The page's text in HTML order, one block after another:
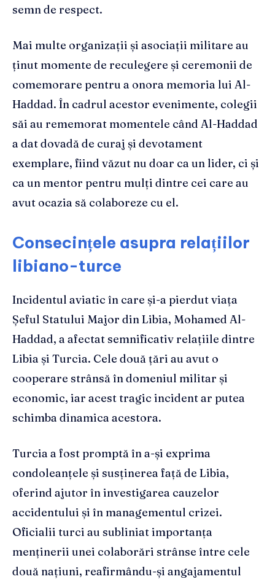
semn de respect.
Mai multe organizații și asociații militare au
ținut momente de reculegere și ceremonii de
comemorare pentru a onora memoria lui Al-
Haddad. În cadrul acestor evenimente, colegii
săi au rememorat momentele când Al-Haddad
a dat dovadă de curaj și devotament
exemplare, fiind văzut nu doar ca un lider, ci și
ca un mentor pentru mulți dintre cei care au
avut ocazia să colaboreze cu el.
Consecințele asupra relațiilor
libiano-turce
Incidentul aviatic în care și-a pierdut viața
Șeful Statului Major din Libia, Mohamed Al-
Haddad, a afectat semnificativ relațiile dintre
Libia și Turcia. Cele două țări au avut o
cooperare strânsă în domeniul militar și
economic, iar acest tragic incident ar putea
schimba dinamica acestora.
Turcia a fost promptă în a-și exprima
condoleanțele și susținerea față de Libia,
oferind ajutor în investigarea cauzelor
accidentului și în managementul crizei.
Oficialii turci au subliniat importanța
menținerii unei colaborări strânse între cele
două națiuni, reafirmându-și angajamentul